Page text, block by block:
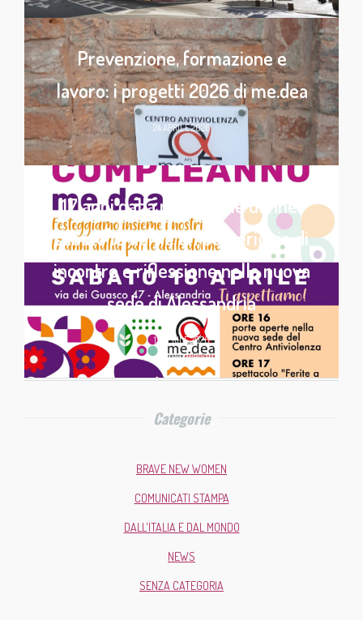
Prevenzione, formazione e
lavoro: i progetti 2026 di me.dea
24 APRILE 2026
17 anni dalla parte delle donne:
sabato 18 aprile un pomeriggio di
incontro e riflessione nella nuova
sede di Alessandria
13 APRILE 2026
Categorie
BRAVE NEW WOMEN
COMUNICATI STAMPA
DALL'ITALIA E DAL MONDO
NEWS
SENZA CATEGORIA